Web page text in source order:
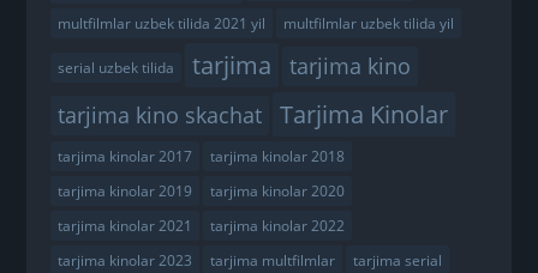
multfilmlar uzbek tilida 2021 yil
multfilmlar uzbek tilida yil
serial uzbek tilida tarjima
tarjima kino
tarjima kino skachat
Tarjima Kinolar
tarjima kinolar 2017
tarjima kinolar 2018
tarjima kinolar 2019
tarjima kinolar 2020
tarjima kinolar 2021
tarjima kinolar 2022
tarjima kinolar 2023
tarjima multfilmlar tarjima serial